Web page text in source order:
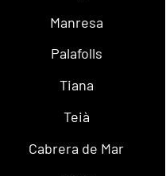
Manresa
Palafolls
Tiana
Teià
Cabrera de Mar